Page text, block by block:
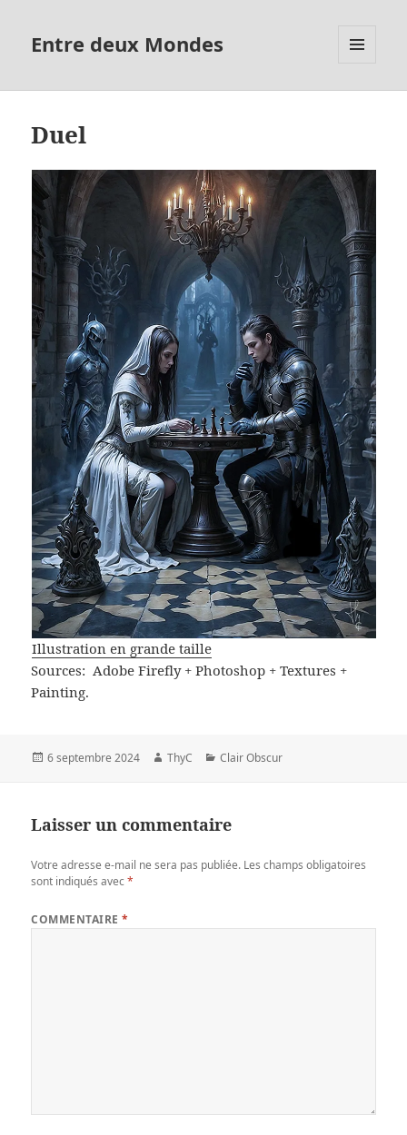
Entre deux Mondes
Duel
Illustration en grande taille
Sources: Adobe Firefly + Photoshop + Textures +
Painting.
Publié
6 septembre 2024 Auteur
ThyC Catégories
Clair Obscur
Laisser un commentaire
Votre adresse e-mail ne sera pas publiée. Les champs obligatoires
sont indiqués avec*
COMMENTAIRE*